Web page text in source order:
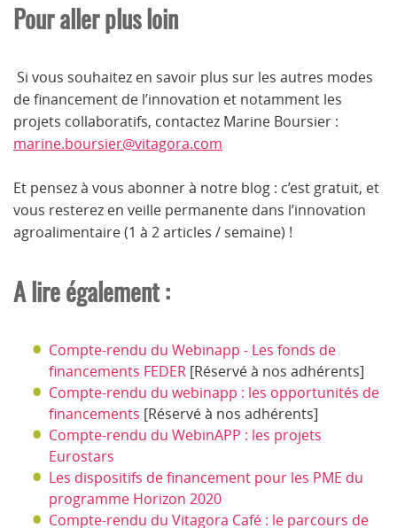
Pour aller plus loin
Si vous souhaitez en savoir plus sur les autres modes
de financement de l’innovation et notamment les
projets collaboratifs, contactez Marine Boursier :
marine.boursier@vitagora.com
Et pensez à vous abonner à notre blog : c’est gratuit, et
vous resterez en veille permanente dans l’innovation
agroalimentaire (1 à 2 articles / semaine) !
A lire également :
Compte-rendu du Webinapp - Les fonds de
financements FEDER [Réservé à nos adhérents]
Compte-rendu du webinapp : les opportunités de
financements [Réservé à nos adhérents]
Compte-rendu du WebinAPP : les projets
Eurostars
Les dispositifs de financement pour les PME du
programme Horizon 2020
Compte-rendu du Vitagora Café : le parcours de